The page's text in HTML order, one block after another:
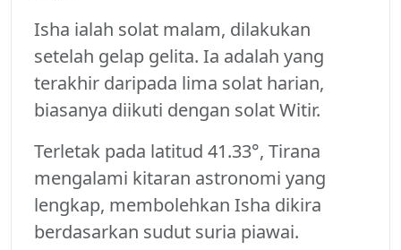
Isha ialah solat malam, dilakukan
setelah gelap gelita. Ia adalah yang
terakhir daripada lima solat harian,
biasanya diikuti dengan solat Witir.
Terletak pada latitud 41.33°, Tirana
mengalami kitaran astronomi yang
lengkap, membolehkan Isha dikira
berdasarkan sudut suria piawai.